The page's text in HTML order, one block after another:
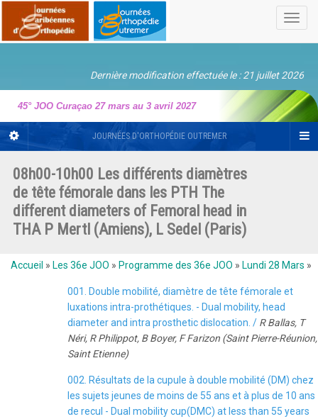
Dernière modification effectuée le : 21 juillet 2026
45° JOO Curaçao 27 mars au 3 avril 2027
JOURNÉES D'ORTHOPÉDIE OUTREMER
08h00-10h00 Les différents diamètres
de tête fémorale dans les PTH The
different diameters of Femoral head in
THA P Mertl (Amiens), L Sedel (Paris)
Accueil » Les 36e JOO » Programme des 36e JOO » Lundi 28 Mars »
001. Double mobilité, diamètre de tête fémorale et
luxations intra-prothétiques. - Dual mobility, head
diameter and intra prosthetic dislocation. / R Ballas, T
Néri, R Philippot, B Boyer, F Farizon (Saint Pierre-Réunion,
Saint Etienne)
002. Résultats de la cupule à double mobilité (DM) chez
les sujets jeunes de moins de 55 ans et à plus de 10 ans
de recul - Dual mobility cup(DMC) at less than 55 years